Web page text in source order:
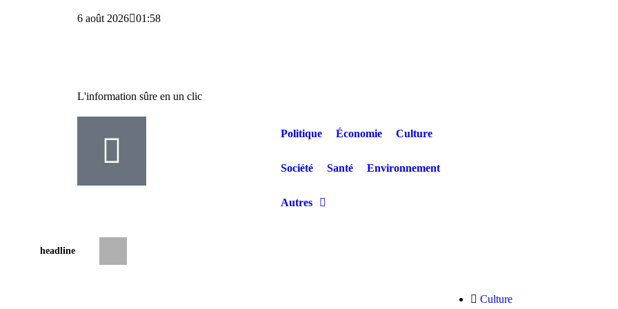
6 août 2026 01:58
L'information sûre en un clic
Politique Économie Culture
Société Santé Environnement
Autres
headline
Culture